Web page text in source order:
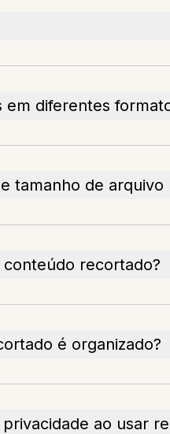
em diferentes
tamanho de
recortado?
é organizado?
ao usar